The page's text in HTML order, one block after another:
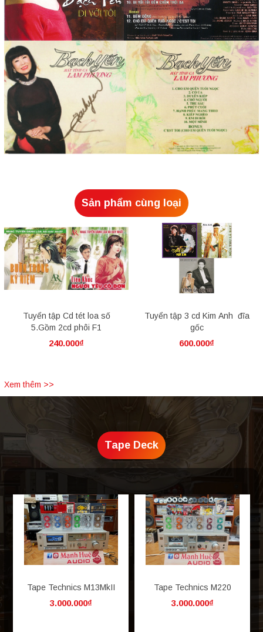
Sản phẩm cùng loại
Tuyển tập Cd tét loa số
5.Gồm 2cd phôi F1
240.000₫
Tuyển tập 3 cd Kim Anh đĩa
gốc
600.000₫
Xem thêm >>
Tape Deck
Tape Technics M13MkII
3.000.000₫
Tape Technics M220
3.000.000₫